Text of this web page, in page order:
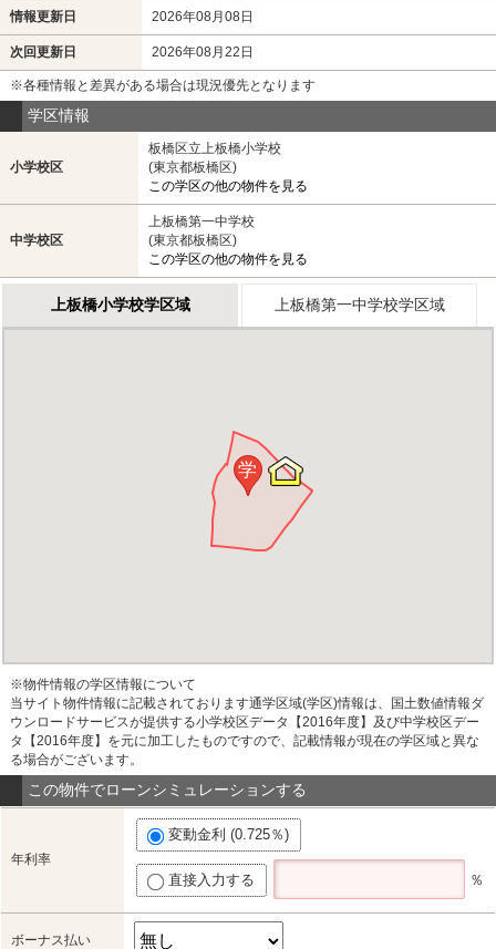
情報更新日 2026年08月08日
次回更新日 2026年08月22日
※各種情報と差異がある場合は現況優先となります
学区情報
小学校区
板橋区立上板橋小学校
(東京都板橋区)
この学区の他の物件を見る
中学校区
上板橋第一中学校
(東京都板橋区)
この学区の他の物件を見る
上板橋小学校学区域 上板橋第一中学校学区域
学
※物件情報の学区情報について
当サイト物件情報に記載されております通学区域(学区)情報は、国土数値情報ダ
ウンロードサービスが提供する小学校区データ【2016年度】及び中学校区デー
タ【2016年度】を元に加工したものですので、記載情報が現在の学区域と異な
る場合がございます。
この物件でローンシミュレーションする
年利率
変動金利 (0.725％)
直接入力する ％
ボーナス払い